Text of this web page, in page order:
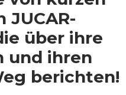
JUCAR-
über ihre
und ihren
berichten!